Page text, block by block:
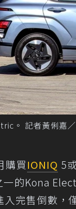
。 記者黃俐嘉
購買IONIQ 5
一的Kona
入完售倒數，